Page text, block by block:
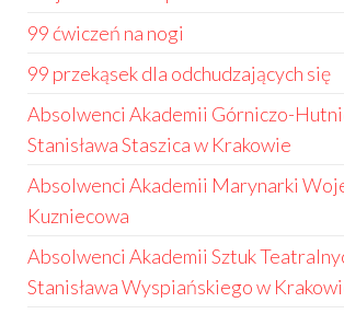
99 ćwiczeń na nogi
99 przekąsek dla odchudzających się
Absolwenci Akademii Górniczo-
Stanisława Staszica w Krakowie
Absolwenci Akademii Marynarki
Kuzniecowa
Absolwenci Akademii Sztuk
Stanisława Wyspiańskiego w